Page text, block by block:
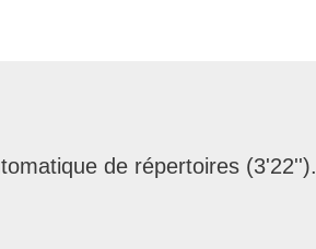
de répertoires (3'22'').